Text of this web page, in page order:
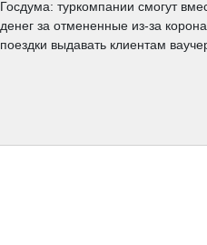
Госдума: туркомпании смогут
денег за отмененные из-за
поездки выдавать клиентам